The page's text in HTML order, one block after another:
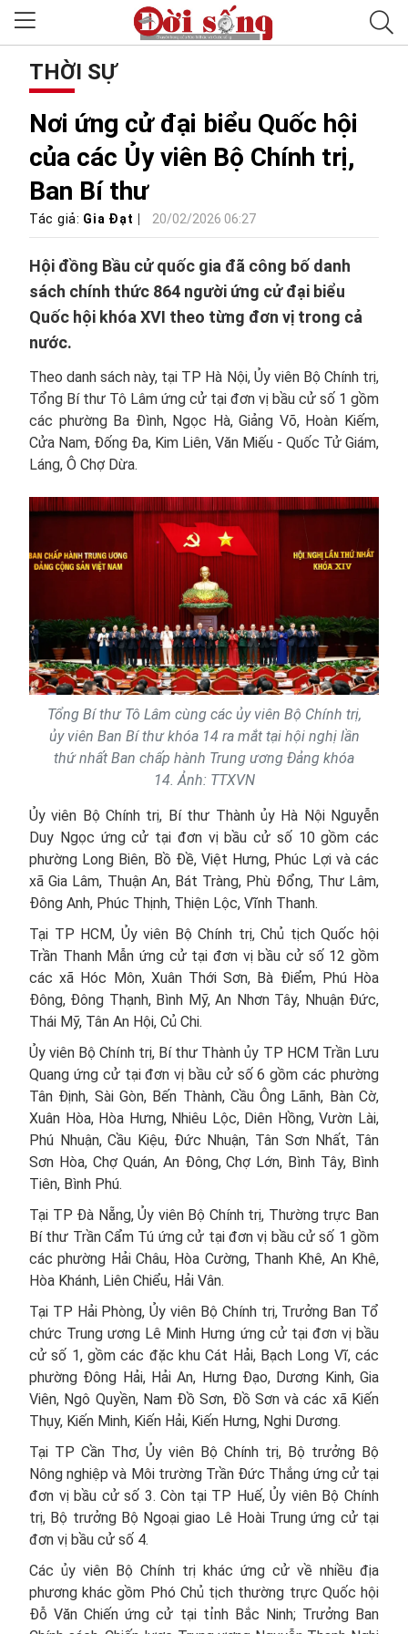
THỜI SỰ
Nơi ứng cử đại biểu Quốc hội
của các Ủy viên Bộ Chính trị,
Ban Bí thư
Tác giả: Gia Đạt 20/02/2026 06:27
Hội đồng Bầu cử quốc gia đã công bố danh
sách chính thức 864 người ứng cử đại biểu
Quốc hội khóa XVI theo từng đơn vị trong cả
nước.
Theo danh sách này, tại TP Hà Nội, Ủy viên Bộ Chính trị,
Tổng Bí thư Tô Lâm ứng cử tại đơn vị bầu cử số 1 gồm
các phường Ba Đình, Ngọc Hà, Giảng Võ, Hoàn Kiếm,
Cửa Nam, Đống Đa, Kim Liên, Văn Miếu - Quốc Tử Giám,
Láng, Ô Chợ Dừa.
Tổng Bí thư Tô Lâm cùng các ủy viên Bộ Chính trị,
ủy viên Ban Bí thư khóa 14 ra mắt tại hội nghị lần
thứ nhất Ban chấp hành Trung ương Đảng khóa
14. Ảnh: TTXVN
Ủy viên Bộ Chính trị, Bí thư Thành ủy Hà Nội Nguyễn
Duy Ngọc ứng cử tại đơn vị bầu cử số 10 gồm các
phường Long Biên, Bồ Đề, Việt Hưng, Phúc Lợi và các
xã Gia Lâm, Thuận An, Bát Tràng, Phù Đổng, Thư Lâm,
Đông Anh, Phúc Thịnh, Thiện Lộc, Vĩnh Thanh.
Tại TP HCM, Ủy viên Bộ Chính trị, Chủ tịch Quốc hội
Trần Thanh Mẫn ứng cử tại đơn vị bầu cử số 12 gồm
các xã Hóc Môn, Xuân Thới Sơn, Bà Điểm, Phú Hòa
Đông, Đông Thạnh, Bình Mỹ, An Nhơn Tây, Nhuận Đức,
Thái Mỹ, Tân An Hội, Củ Chi.
Ủy viên Bộ Chính trị, Bí thư Thành ủy TP HCM Trần Lưu
Quang ứng cử tại đơn vị bầu cử số 6 gồm các phường
Tân Định, Sài Gòn, Bến Thành, Cầu Ông Lãnh, Bàn Cờ,
Xuân Hòa, Hòa Hưng, Nhiêu Lộc, Diên Hồng, Vườn Lài,
Phú Nhuận, Cầu Kiệu, Đức Nhuận, Tân Sơn Nhất, Tân
Sơn Hòa, Chợ Quán, An Đông, Chợ Lớn, Bình Tây, Bình
Tiên, Bình Phú.
Tại TP Đà Nẵng, Ủy viên Bộ Chính trị, Thường trực Ban
Bí thư Trần Cẩm Tú ứng cử tại đơn vị bầu cử số 1 gồm
các phường Hải Châu, Hòa Cường, Thanh Khê, An Khê,
Hòa Khánh, Liên Chiểu, Hải Vân.
Tại TP Hải Phòng, Ủy viên Bộ Chính trị, Trưởng Ban Tổ
chức Trung ương Lê Minh Hưng ứng cử tại đơn vị bầu
cử số 1, gồm các đặc khu Cát Hải, Bạch Long Vĩ, các
phường Đông Hải, Hải An, Hưng Đạo, Dương Kinh, Gia
Viên, Ngô Quyền, Nam Đồ Sơn, Đồ Sơn và các xã Kiến
Thụy, Kiến Minh, Kiến Hải, Kiến Hưng, Nghi Dương.
Tại TP Cần Thơ, Ủy viên Bộ Chính trị, Bộ trưởng Bộ
Nông nghiệp và Môi trường Trần Đức Thắng ứng cử tại
đơn vị bầu cử số 3. Còn tại TP Huế, Ủy viên Bộ Chính
trị, Bộ trưởng Bộ Ngoại giao Lê Hoài Trung ứng cử tại
đơn vị bầu cử số 4.
Các ủy viên Bộ Chính trị khác ứng cử về nhiều địa
phương khác gồm Phó Chủ tịch thường trực Quốc hội
Đỗ Văn Chiến ứng cử tại tỉnh Bắc Ninh; Trưởng Ban